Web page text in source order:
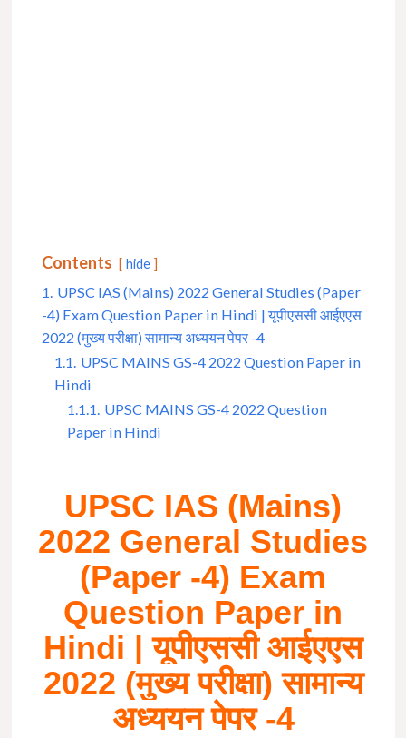
Contents hide
1. UPSC IAS (Mains) 2022 General Studies (Paper
-4) Exam Question Paper in Hindi | यूपीएससी आईएएस
2022 (मुख्य परीक्षा) सामान्य अध्ययन पेपर -4
1.1. UPSC MAINS GS-4 2022 Question Paper in
Hindi
1.1.1. UPSC MAINS GS-4 2022 Question
Paper in Hindi
UPSC IAS (Mains)
2022 General Studies
(Paper -4) Exam
Question Paper in
Hindi |यूपीएससी आईएएस
2022 (मुख्य परीक्षा) सामान्य
अध्ययन पेपर -4